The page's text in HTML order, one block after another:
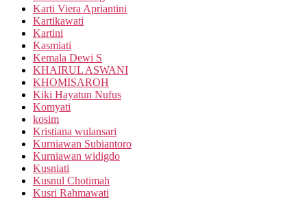
Karti Viera Apriantini
Kartikawati
Kartini
Kasmiati
Kemala Dewi S
KHAIRUL ASWANI
KHOMISAROH
Kiki Hayatun Nufus
Komyati
kosim
Kristiana wulansari
Kurniawan Subiantoro
Kurniawan widigdo
Kusniati
Kusnul Chotimah
Kusri Rahmawati